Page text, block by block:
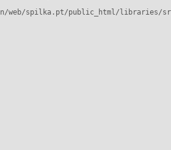
web/spilka.pt/public_html/libraries/